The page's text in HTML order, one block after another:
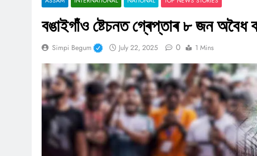
বঙাইগাঁও ষ্টেচনত গ্ৰেপ্তাৰ ৮ জন অবৈধ
Simpi Begum July 22, 2025 0 1 Mins